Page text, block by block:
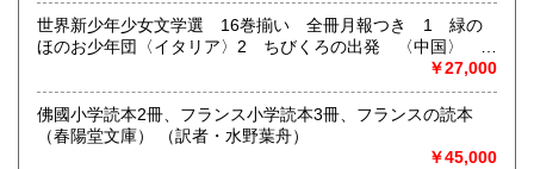
古い絵本・児童書を扱っております。1920年代、30年代から
戦前戦後まもなくのレア本・雑誌、フランス・スイス・ドイ
ツの絵本など。
集書の報告は、年1-2度、古書目録で行っています。
目録20号は2026年6月に発行。
世界新少年少女文学選 16巻揃い 全冊月報つき 1 緑の
ほのお少年団〈イタリア〉2 ちびくろの出発 〈中国〉
3 キムドン〈ベトナム〉 4 北極海はよぶ 〈東ドイ
ツ〉 5 ピオネール放送局 〈ソビエト〉 6 歯をくいし
ばって〈オランダ〉 7 ま夜中にとりが鳴く〈中国〉 8
川をわたる歌声〈日本名作選〉 9 自由への地下鉄道〈アメ
リカ〉10 赤い信号弾〈朝鮮〉11 緑の海の海賊たち〈イギ
￥27,000
佛國小学読本2冊、フランス小学読本3冊、フランスの読本
（春陽堂文庫） （訳者・水野葉舟）
￥45,000